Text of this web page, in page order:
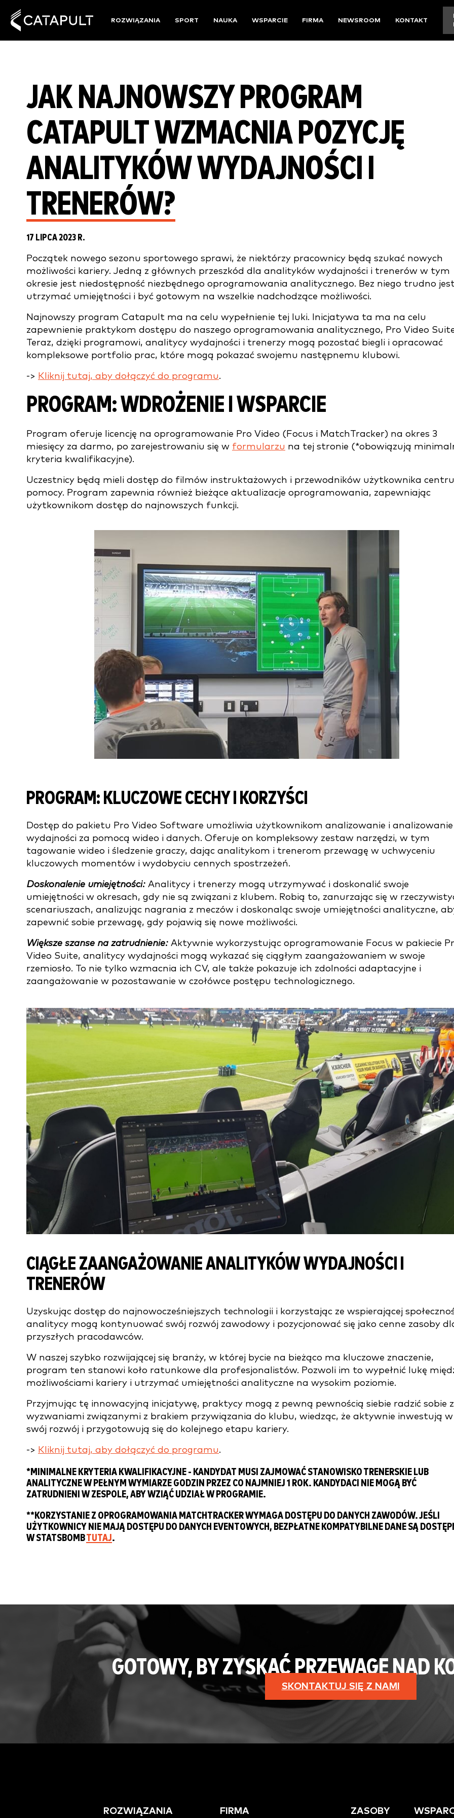
ROZWIĄZANIA SPORT NAUKA WSPARCIE FIRMA NEWSROOM KONTAKT
JAK NAJNOWSZY PROGRAM
CATAPULT WZMACNIA POZYCJĘ
ANALITYKÓW WYDAJNOŚCI I
TRENERÓW?
17 LIPCA 2023 R.
Początek nowego sezonu sportowego sprawi, że niektórzy pracownicy będą szukać nowych
możliwości kariery. Jedną z głównych przeszkód dla analityków wydajności i trenerów w tym
okresie jest niedostępność niezbędnego oprogramowania analitycznego. Bez niego trudno
utrzymać umiejętności i być gotowym na wszelkie nadchodzące możliwości.
Najnowszy program Catapult ma na celu wypełnienie tej luki. Inicjatywa ta ma na celu
zapewnienie praktykom dostępu do naszego oprogramowania analitycznego, Pro Video
Teraz, dzięki programowi, analitycy wydajności i trenerzy mogą pozostać biegli i opracować
kompleksowe portfolio prac, które mogą pokazać swojemu następnemu klubowi.
-> Kliknij tutaj, aby dołączyć do programu.
PROGRAM: WDROŻENIE I WSPARCIE
Program oferuje licencję na oprogramowanie Pro Video (Focus i MatchTracker) na okres 3
miesięcy za darmo, po zarejestrowaniu się w formularzu na tej stronie (*obowiązują
kryteria kwalifikacyjne).
Uczestnicy będą mieli dostęp do filmów instruktażowych i przewodników użytkownika
pomocy. Program zapewnia również bieżące aktualizacje oprogramowania, zapewniając
użytkownikom dostęp do najnowszych funkcji.
PROGRAM: KLUCZOWE CECHY I KORZYŚCI
Dostęp do pakietu Pro Video Software umożliwia użytkownikom analizowanie i analizowanie
wydajności za pomocą wideo i danych. Oferuje on kompleksowy zestaw narzędzi, w tym
tagowanie wideo i śledzenie graczy, dając analitykom i trenerom przewagę w uchwyceniu
kluczowych momentów i wydobyciu cennych spostrzeżeń.
Doskonalenie umiejętności: Analitycy i trenerzy mogą utrzymywać i doskonalić swoje
umiejętności w okresach, gdy nie są związani z klubem. Robią to, zanurzając się w
scenariuszach, analizując nagrania z meczów i doskonaląc swoje umiejętności analityczne,
zapewnić sobie przewagę, gdy pojawią się nowe możliwości.
Większe szanse na zatrudnienie: Aktywnie wykorzystując oprogramowanie Focus w pakiecie
Video Suite, analitycy wydajności mogą wykazać się ciągłym zaangażowaniem w swoje
rzemiosło. To nie tylko wzmacnia ich CV, ale także pokazuje ich zdolności adaptacyjne i
zaangażowanie w pozostawanie w czołówce postępu technologicznego.
CIĄGŁE ZAANGAŻOWANIE ANALITYKÓW WYDAJNOŚCI I
TRENERÓW
Uzyskując dostęp do najnowocześniejszych technologii i korzystając ze wspierającej
analitycy mogą kontynuować swój rozwój zawodowy i pozycjonować się jako cenne zasoby
przyszłych pracodawców.
W naszej szybko rozwijającej się branży, w której bycie na bieżąco ma kluczowe znaczenie,
program ten stanowi koło ratunkowe dla profesjonalistów. Pozwoli im to wypełnić lukę
możliwościami kariery i utrzymać umiejętności analityczne na wysokim poziomie.
Przyjmując tę innowacyjną inicjatywę, praktycy mogą z pewną pewnością siebie radzić sobie z
wyzwaniami związanymi z brakiem przywiązania do klubu, wiedząc, że aktywnie inwestują w
swój rozwój i przygotowują się do kolejnego etapu kariery.
-> Kliknij tutaj, aby dołączyć do programu.
*MINIMALNE KRYTERIA KWALIFIKACYJNE - KANDYDAT MUSI ZAJMOWAĆ STANOWISKO TRENERSKIE LUB
ANALITYCZNE W PEŁNYM WYMIARZE GODZIN PRZEZ CO NAJMNIEJ 1 ROK. KANDYDACI NIE MOGĄ BYĆ
ZATRUDNIENI W ZESPOLE, ABY WZIĄĆ UDZIAŁ W PROGRAMIE.
**KORZYSTANIE Z OPROGRAMOWANIA MATCHTRACKER WYMAGA DOSTĘPU DO DANYCH ZAWODÓW. JEŚLI
UŻYTKOWNICY NIE MAJĄ DOSTĘPU DO DANYCH EVENTOWYCH, BEZPŁATNE KOMPATYBILNE DANE SĄ
W STATSBOMBTUTAJ.
GOTOWY, BY ZYSKAĆ PRZEWAGĘ NAD
SKONTAKTUJ SIĘ Z NAMI
ROZWIĄZANIA FIRMA ZASOBY